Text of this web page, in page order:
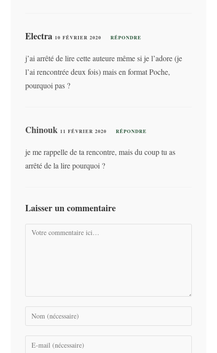
Electra 10 FÉVRIER 2020 RÉPONDRE
j’ai arrêté de lire cette auteure même si je l’adore (je
l’ai rencontrée deux fois) mais en format Poche,
pourquoi pas ?
Chinouk 11 FÉVRIER 2020 RÉPONDRE
je me rappelle de ta rencontre, mais du coup tu as
arrêté de la lire pourquoi ?
Laisser un commentaire
Comment
Enter
your
name
Enter